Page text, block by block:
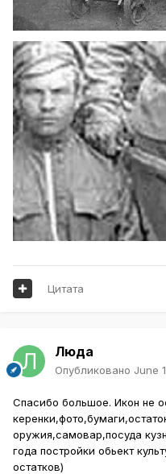
Цитата
Люда
Опубликовано June
Спасибо большое. Икон не
оружия,самовар,посуда
года постройки обьект
остатков)